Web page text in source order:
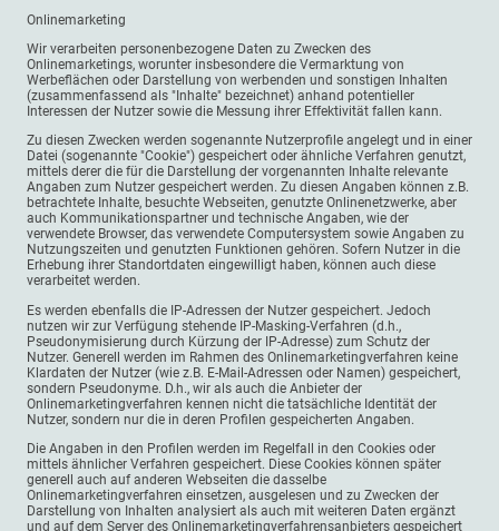
Onlinemarketing
Wir verarbeiten personenbezogene Daten zu Zwecken des
Onlinemarketings, worunter insbesondere die Vermarktung von
Werbeflächen oder Darstellung von werbenden und sonstigen Inhalten
(zusammenfassend als "Inhalte" bezeichnet) anhand potentieller
Interessen der Nutzer sowie die Messung ihrer Effektivität fallen kann.
Zu diesen Zwecken werden sogenannte Nutzerprofile angelegt und in einer
Datei (sogenannte "Cookie") gespeichert oder ähnliche Verfahren genutzt,
mittels derer die für die Darstellung der vorgenannten Inhalte relevante
Angaben zum Nutzer gespeichert werden. Zu diesen Angaben können z.B.
betrachtete Inhalte, besuchte Webseiten, genutzte Onlinenetzwerke, aber
auch Kommunikationspartner und technische Angaben, wie der
verwendete Browser, das verwendete Computersystem sowie Angaben zu
Nutzungszeiten und genutzten Funktionen gehören. Sofern Nutzer in die
Erhebung ihrer Standortdaten eingewilligt haben, können auch diese
verarbeitet werden.
Es werden ebenfalls die IP-Adressen der Nutzer gespeichert. Jedoch
nutzen wir zur Verfügung stehende IP-Masking-Verfahren (d.h.,
Pseudonymisierung durch Kürzung der IP-Adresse) zum Schutz der
Nutzer. Generell werden im Rahmen des Onlinemarketingverfahren keine
Klardaten der Nutzer (wie z.B. E-Mail-Adressen oder Namen) gespeichert,
sondern Pseudonyme. D.h., wir als auch die Anbieter der
Onlinemarketingverfahren kennen nicht die tatsächliche Identität der
Nutzer, sondern nur die in deren Profilen gespeicherten Angaben.
Die Angaben in den Profilen werden im Regelfall in den Cookies oder
mittels ähnlicher Verfahren gespeichert. Diese Cookies können später
generell auch auf anderen Webseiten die dasselbe
Onlinemarketingverfahren einsetzen, ausgelesen und zu Zwecken der
Darstellung von Inhalten analysiert als auch mit weiteren Daten ergänzt
und auf dem Server des Onlinemarketingverfahrensanbieters gespeichert